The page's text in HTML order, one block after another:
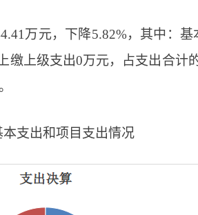
万元，下降5.82%，其中：
缴上级支出0万元，占支出合计
本支出和项目支出情况